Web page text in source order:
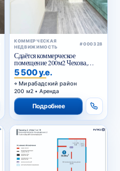
КОММЕРЧЕСКАЯ
НЕДВИЖИМОСТЬ
#000328
Сдаётся коммерческое
помещение 200м2 Чехова,
Тараса Шевченко
5 500 у.е.
Мирабадский район
200 м2 • Аренда
Подробнее